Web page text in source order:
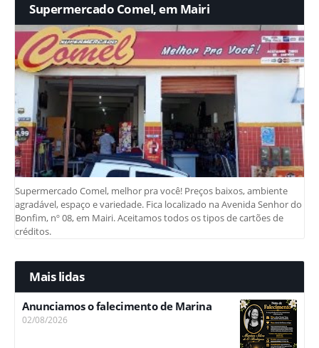
Supermercado Comel, em Mairi
Supermercado Comel, melhor pra você! Preços baixos, ambiente
agradável, espaço e variedade. Fica localizado na Avenida Senhor do
Bonfim, nº 08, em Mairi. Aceitamos todos os tipos de cartões de
créditos.
Mais lidas
Anunciamos o falecimento de Marina
02/08/2026